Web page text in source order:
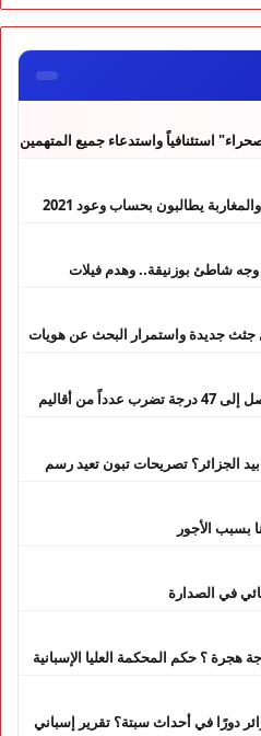
استئنافياً واستدعاء جميع المتهمين
يطالبون بحساب وعود 2021
شاطئ بوزنيقة.. وهدم فيلات
جثث جديدة واستمرار البحث عن هويات
نشرة إنذارية.. موجة حر تصل إلى 47 درجة تضرب عدداً من أقاليم
الجزائر؟ تصريحات تبون تعيد رسم
بسبب الأجور
في الصدارة
؟ حكم المحكمة العليا الإسبانية
دورًا في أحداث سبتة؟ تقرير إسباني